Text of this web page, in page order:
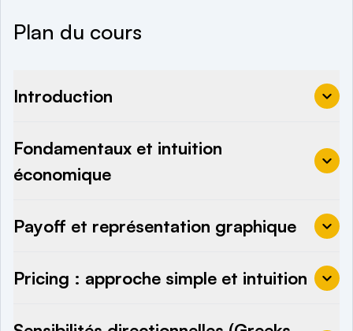
Plan du cours
Introduction
Fondamentaux et intuition
économique
Payoff et représentation graphique
Pricing : approche simple et intuition